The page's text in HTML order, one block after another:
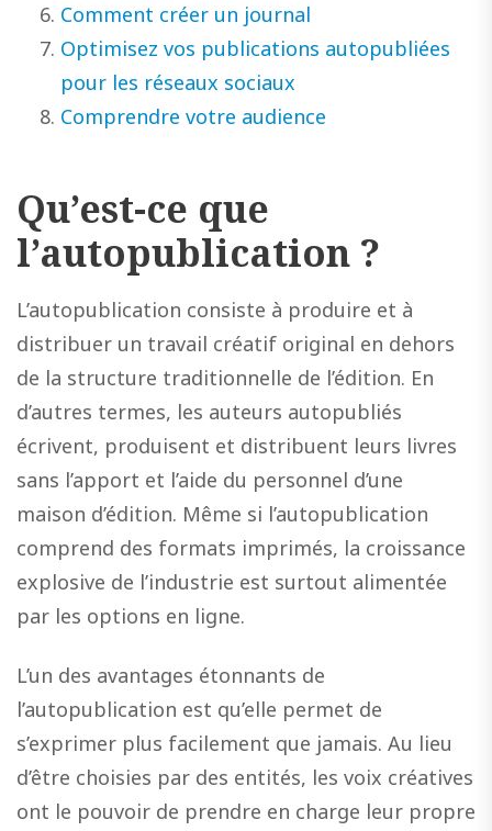
Comment créer un journal
Optimisez vos publications autopubliées
pour les réseaux sociaux
Comprendre votre audience
Qu’est-ce que
l’autopublication ?
L’autopublication consiste à produire et à
distribuer un travail créatif original en dehors
de la structure traditionnelle de l’édition. En
d’autres termes, les auteurs autopubliés
écrivent, produisent et distribuent leurs livres
sans l’apport et l’aide du personnel d’une
maison d’édition. Même si l’autopublication
comprend des formats imprimés, la croissance
explosive de l’industrie est surtout alimentée
par les options en ligne.
L’un des avantages étonnants de
l’autopublication est qu’elle permet de
s’exprimer plus facilement que jamais. Au lieu
d’être choisies par des entités, les voix créatives
ont le pouvoir de prendre en charge leur propre